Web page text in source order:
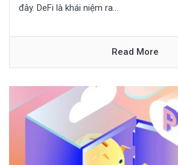
đây. DeFi là khái niệm ra...
Read More